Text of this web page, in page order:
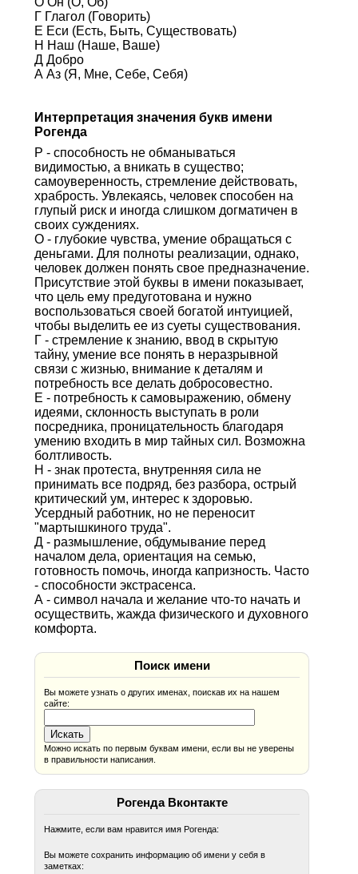
Г Глагол (Говорить)
Е Еси (Есть, Быть, Существовать)
Н Наш (Наше, Ваше)
Д Добро
А Аз (Я, Мне, Себе, Себя)
Интерпретация значения букв имени
Рогенда
Р - способность не обманываться
видимостью, а вникать в существо;
самоуверенность, стремление действовать,
храбрость. Увлекаясь, человек способен на
глупый риск и иногда слишком догматичен в
своих суждениях.
О - глубокие чувства, умение обращаться с
деньгами. Для полноты реализации, однако,
человек должен понять свое предназначение.
Присутствие этой буквы в имени показывает,
что цель ему предуготована и нужно
воспользоваться своей богатой интуицией,
чтобы выделить ее из суеты существования.
Г - стремление к знанию, ввод в скрытую
тайну, умение все понять в неразрывной
связи с жизнью, внимание к деталям и
потребность все делать добросовестно.
Е - потребность к самовыражению, обмену
идеями, склонность выступать в роли
посредника, проницательность благодаря
умению входить в мир тайных сил. Возможна
болтливость.
Н - знак протеста, внутренняя сила не
принимать все подряд, без разбора, острый
критический ум, интерес к здоровью.
Усердный работник, но не переносит
"мартышкиного труда".
Д - размышление, обдумывание перед
началом дела, ориентация на семью,
готовность помочь, иногда капризность. Часто
- способности экстрасенса.
А - символ начала и желание что-то начать и
осуществить, жажда физического и духовного
комфорта.
Поиск имени
Вы можете узнать о других именах, поискав их на нашем
сайте:
Можно искать по первым буквам имени, если вы не уверены
в правильности написания.
Рогенда Вконтакте
Нажмите, если вам нравится имя Рогенда:
Вы можете сохранить информацию об имени у себя в
заметках: